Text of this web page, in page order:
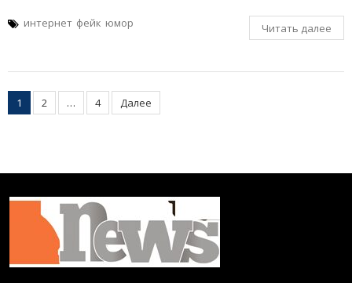
интернет фейк юмор Читать далее
Пагинация
1 2 … 4 Далее